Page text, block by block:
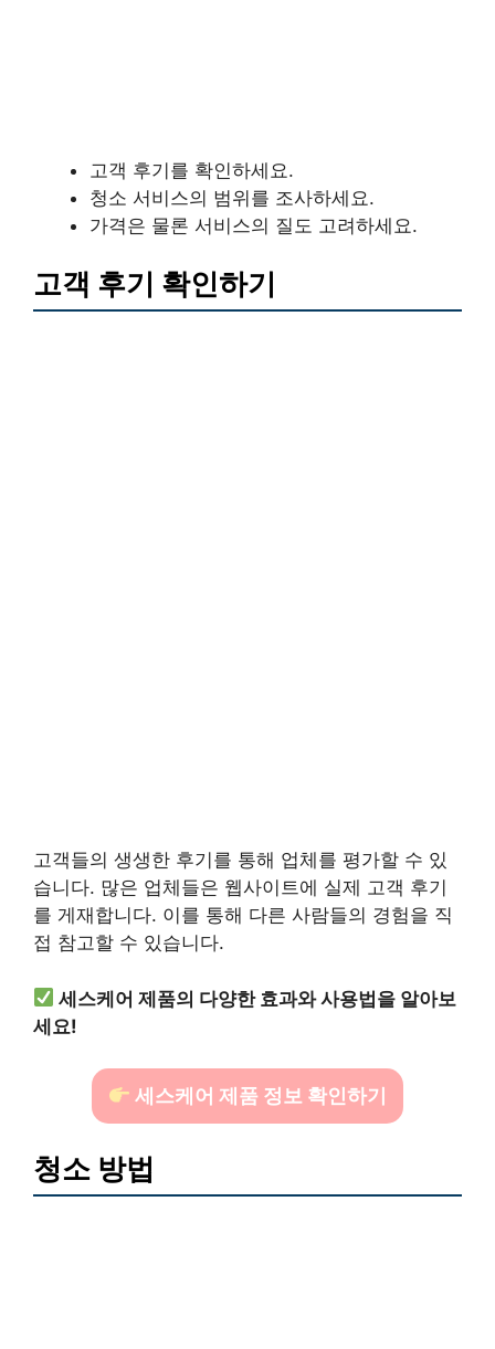
고객 후기를 확인하세요.
청소 서비스의 범위를 조사하세요.
가격은 물론 서비스의 질도 고려하세요.
고객 후기 확인하기
고객들의 생생한 후기를 통해 업체를 평가할 수 있
습니다. 많은 업체들은 웹사이트에 실제 고객 후기
를 게재합니다. 이를 통해 다른 사람들의 경험을 직
접 참고할 수 있습니다.
세스케어 제품의 다양한 효과와 사용법을 알아보
세요!
세스케어 제품 정보 확인하기
청소 방법